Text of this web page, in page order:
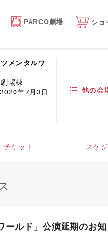
PARCO劇場 ショ
メンタルワ
場棟
年7月3日
他の会
チケット スケ
ルド」公演延期のお知